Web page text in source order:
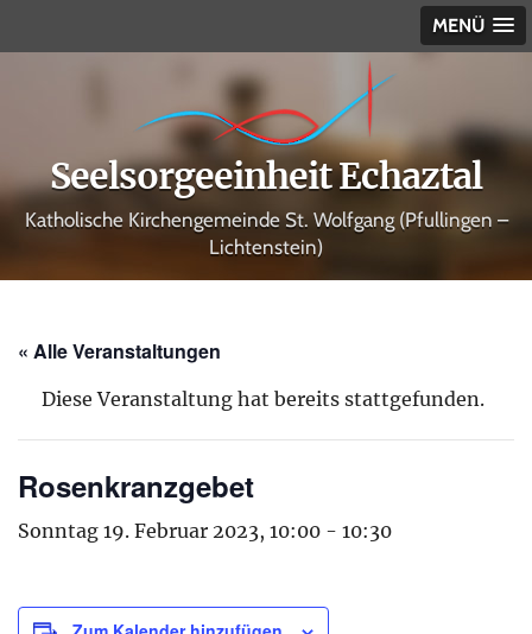
MENÜ
Seelsorgeeinheit Echaztal
Katholische Kirchengemeinde St. Wolfgang (Pfullingen –
Lichtenstein)
« Alle Veranstaltungen
Diese Veranstaltung hat bereits stattgefunden.
Rosenkranzgebet
Sonntag 19. Februar 2023, 10:00 - 10:30